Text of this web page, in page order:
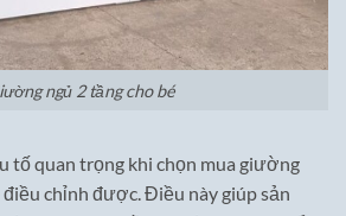
ngủ 2 tầng cho bé
tố quan trọng khi chọn mua giường
điều chỉnh được. Điều này giúp sản